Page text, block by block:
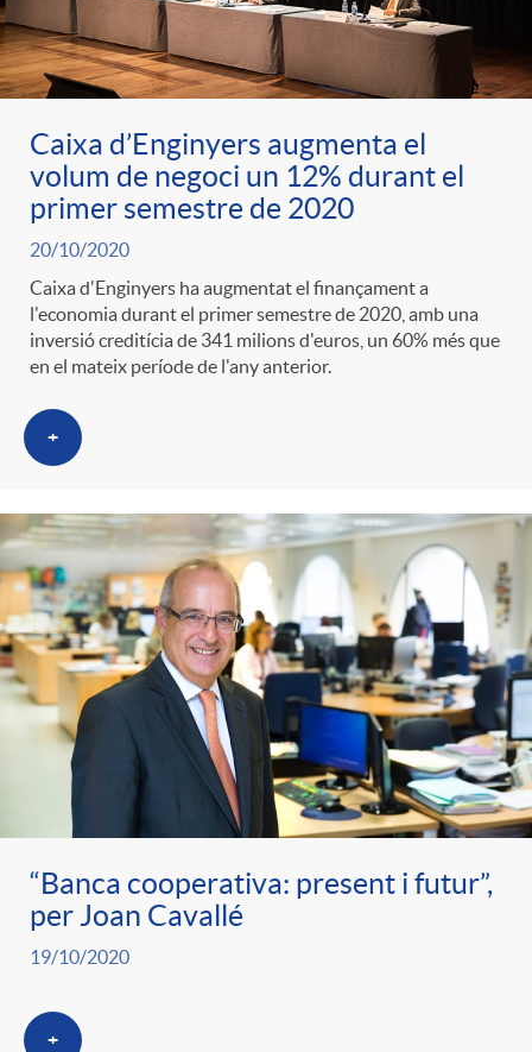
Caixa d’Enginyers augmenta el
volum de negoci un 12% durant el
primer semestre de 2020
20/10/2020
Caixa d'Enginyers ha augmentat el finançament a
l'economia durant el primer semestre de 2020, amb una
inversió creditícia de 341 milions d'euros, un 60% més que
en el mateix període de l'any anterior.
+
“Banca cooperativa: present i futur”,
per Joan Cavallé
19/10/2020
+